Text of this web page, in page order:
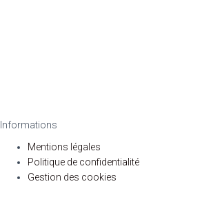
Informations
Mentions légales
Politique de confidentialité
Gestion des cookies